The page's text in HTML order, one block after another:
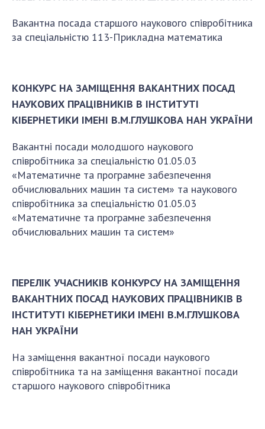
Вакантна посада старшого наукового співробітника
за спеціальністю 113-Прикладна математика
КОНКУРС НА ЗАМІЩЕННЯ ВАКАНТНИХ ПОСАД
НАУКОВИХ ПРАЦІВНИКІВ В ІНСТИТУТІ
КІБЕРНЕТИКИ ІМЕНІ В.М.ГЛУШКОВА НАН УКРАЇНИ
Вакантні посади молодшого наукового
співробітника за спеціальністю 01.05.03
«Математичне та програмне забезпечення
обчислювальних машин та систем» та наукового
співробітника за спеціальністю 01.05.03
«Математичне та програмне забезпечення
обчислювальних машин та систем»
ПЕРЕЛІК УЧАСНИКІВ КОНКУРСУ НА ЗАМІЩЕННЯ
ВАКАНТНИХ ПОСАД НАУКОВИХ ПРАЦІВНИКІВ В
ІНСТИТУТІ КІБЕРНЕТИКИ ІМЕНІ В.М.ГЛУШКОВА
НАН УКРАЇНИ
На заміщення вакантної посади наукового
співробітника та на заміщення вакантної посади
старшого наукового співробітника